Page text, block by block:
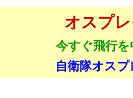
オスプ
今すぐ飛行
自衛隊オス